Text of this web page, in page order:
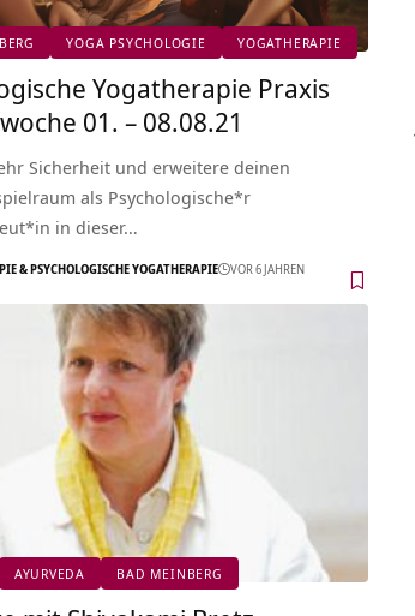
YOGA PSYCHOLOGIE YOGATHERAPIE
Yogatherapie Praxis
01. – 08.08.21
Sicherheit und erweitere deinen
als Psychologische*r
in dieser…
& PSYCHOLOGISCHE YOGATHERAPIE
VOR 6 JAHREN
AYURVEDA BAD MEINBERG